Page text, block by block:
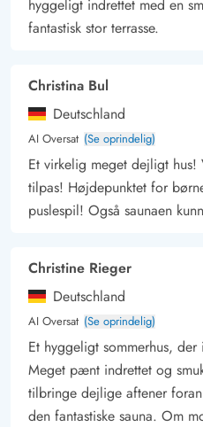
vandkanten, samle muslinger
giver også plads til stille
ligger kun få minutter væk, så
mærke sandet mellem tæerne.
Bjerregård er også et godt
på cykel og i bil. Tag en tur til
kilometer fra Bjerregård. Her
restauranter, lokale butikker og
hyggeligt indrettet med en
fantastisk stor terrasse.
Christina Bul
Deutschland
AI Oversat (Se oprindelig)
Et virkelig meget dejligt
tilpas! Højdepunktet for
puslespil! Også saunaen
Christine Rieger
Deutschland
AI Oversat (Se oprindelig)
Et hyggeligt sommerhus,
Meget pænt indrettet og
tilbringe dejlige aftener
den fantastiske sauna. Om